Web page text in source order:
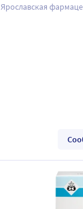
Ярославская